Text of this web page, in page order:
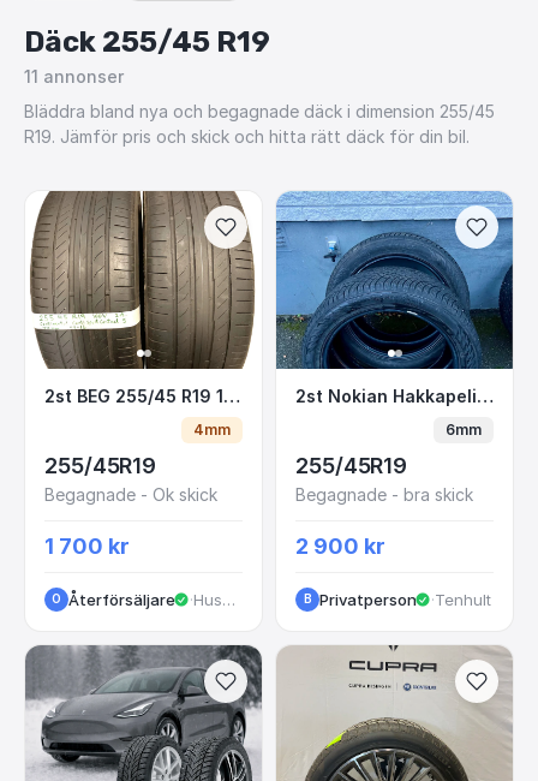
Däck 255/45 R19
11 annonser
Bläddra bland nya och begagnade däck i dimension 255/45
R19. Jämför pris och skick och hitta rätt däck för din bil.
2st BEG 255/45 R19 100V Continental
2st BEG 255/45 R19 100V Continental ContiSportContact 5 SEAL
4mm
255/45R19
Begagnade - Ok skick
1 700 kr
O Återförsäljare · Huskvarna
2st Nokian 2st Nokian Hakkapeliitta R5 - 255/45-19
6mm
255/45R19
Begagnade - bra skick
2 900 kr
B Privatperson ·Tenhult